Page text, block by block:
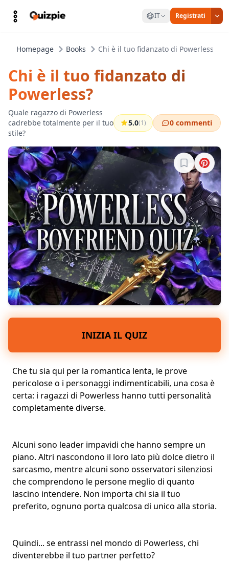
IT Registrati
Homepage Books Chi è il tuo fidanzato di Powerless?
Chi è il tuo fidanzato di
Powerless?
Quale ragazzo di Powerless
cadrebbe totalmente per il tuo
stile?
5.0(1) 0 commenti
Accedi per
INIZIA IL QUIZ
Che tu sia qui per la romantica lenta, le prove
pericolose o i personaggi indimenticabili, una cosa è
certa: i ragazzi di Powerless hanno tutti personalità
completamente diverse.
Alcuni sono leader impavidi che hanno sempre un
piano. Altri nascondono il loro lato più dolce dietro il
sarcasmo, mentre alcuni sono osservatori silenziosi
che comprendono le persone meglio di quanto
lascino intendere. Non importa chi sia il tuo
preferito, ognuno porta qualcosa di unico alla storia.
Quindi... se entrassi nel mondo di Powerless, chi
diventerebbe il tuo partner perfetto?